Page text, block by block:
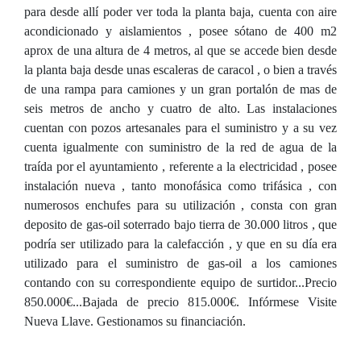
para desde allí poder ver toda la planta baja, cuenta con aire
acondicionado y aislamientos , posee sótano de 400 m2
aprox de una altura de 4 metros, al que se accede bien desde
la planta baja desde unas escaleras de caracol , o bien a través
de una rampa para camiones y un gran portalón de mas de
seis metros de ancho y cuatro de alto. Las instalaciones
cuentan con pozos artesanales para el suministro y a su vez
cuenta igualmente con suministro de la red de agua de la
traída por el ayuntamiento , referente a la electricidad , posee
instalación nueva , tanto monofásica como trifásica , con
numerosos enchufes para su utilización , consta con gran
deposito de gas-oil soterrado bajo tierra de 30.000 litros , que
podría ser utilizado para la calefacción , y que en su día era
utilizado para el suministro de gas-oil a los camiones
contando con su correspondiente equipo de surtidor...Precio
850.000€...Bajada de precio 815.000€. Infórmese Visite
Nueva Llave. Gestionamos su financiación.